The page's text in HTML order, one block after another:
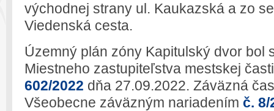
východnej strany ul. Kaukazská a zo
Viedenská cesta.
Územný plán zóny Kapitulský dvor bol
Miestneho zastupiteľstva mestskej
602/2022 dňa 27.09.2022. Záväzná
Všeobecne záväzným nariadením č. 8/